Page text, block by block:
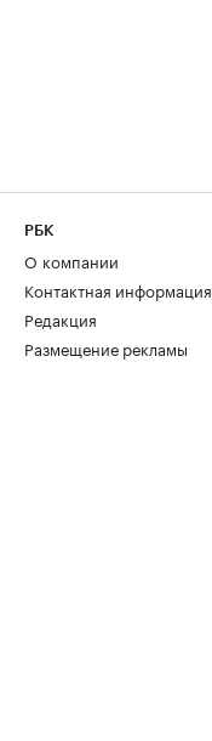
РБК
О компании
Контактная информация
Редакция
Размещение рекламы